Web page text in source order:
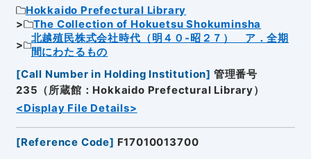
Hokkaido Prefectural Library
The Collection of Hokuetsu Shokuminsha
北越殖民株式会社時代（明４０‐昭２７） ア．全期
間にわたるもの
[Call Number in Holding Institution] 管理番号
235（所蔵館：Hokkaido Prefectural Library）
<Display File Details>
[Reference Code] F17010013700